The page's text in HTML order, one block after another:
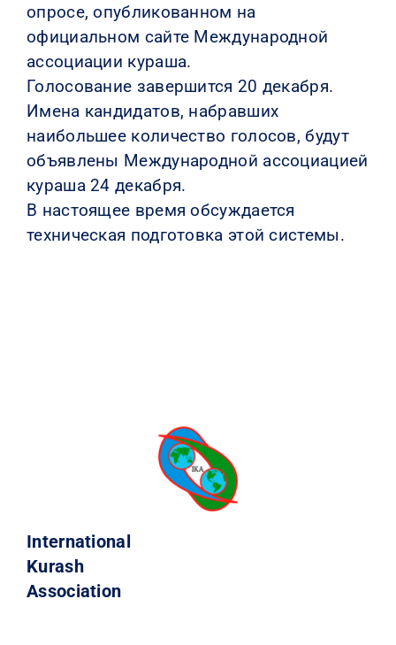
опросе, опубликованном на
официальном сайте Международной
ассоциации кураша.
Голосование завершится 20 декабря.
Имена кандидатов, набравших
наибольшее количество голосов, будут
объявлены Международной ассоциацией
кураша 24 декабря.
В настоящее время обсуждается
техническая подготовка этой системы.
International
Kurash
Association